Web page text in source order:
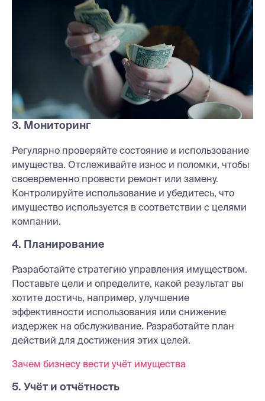
3. Мониторинг
Регулярно проверяйте состояние и использование
имущества. Отслеживайте износ и поломки, чтобы
своевременно провести ремонт или замену.
Контролируйте использование и убедитесь, что
имущество используется в соответствии с целями
компании.
4. Планирование
Разработайте стратегию управления имуществом.
Поставьте цели и определите, какой результат вы
хотите достичь, например, улучшение
эффективности использования или снижение
издержек на обслуживание. Разработайте план
действий для достижения этих целей.
Зачем бизнесу вести учёт имущества
5. Учёт и отчётность